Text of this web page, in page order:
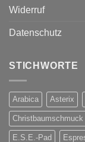
Widerruf
Datenschutz
STICHWORTE
Arabica Asterix
Christbaumschmuck
E.S.E.-Pad